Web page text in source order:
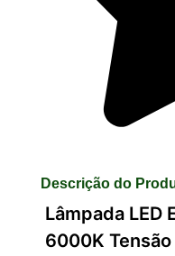
Descrição do
Lâmpada LED
6000K